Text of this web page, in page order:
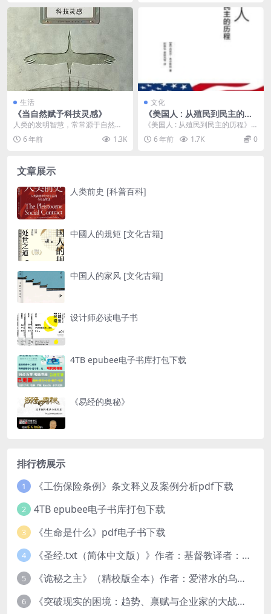
生活
《当自然赋予科技灵感》
人类的发明智慧，常常源于自然
…………… ※编辑推荐※ ☆ 精彩案例
追寻仿生故事...
6 年前 1.3K
文化
《美国人 : 从殖民到民主的历
程》
《美国人 : 从殖民到民主的历程》
介绍 PDF电子书：美国人 : 从殖民
到民主的...
6 年前 1.7K 0
文章展示
人类前史 [科普百科]
中國人的規矩 [文化古籍]
中国人的家风 [文化古籍]
设计师必读电子书
4TB epubee电子书库打包下载
《易经的奥秘》
排行榜展示
1 《工伤保险条例》条文释义及案例分析pdf下载
2 4TB epubee电子书库打包下载
3 《生命是什么》pdf电子书下载
4 《圣经.txt（简体中文版）》作者：基督教译者：中国基督教协会
5 《诡秘之主》（精校版全本）作者：爱潜水的乌贼txt
6 《突破现实的困境：趋势、禀赋与企业家的大战略》pdf图书下载